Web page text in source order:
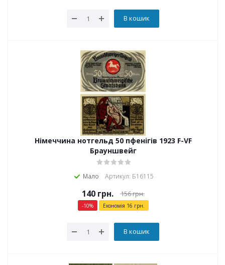
В кошик
Німеччина нотгельд 50 пфенігів 1923 F-VF
Брауншвейг
Мало Артикул: Б16115
140грн. 156грн.
-10% Економія 16 грн.
В кошик